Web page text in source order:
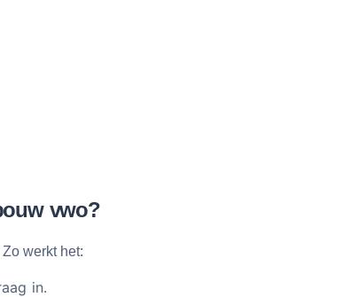
vwo?
werkt het:
in.